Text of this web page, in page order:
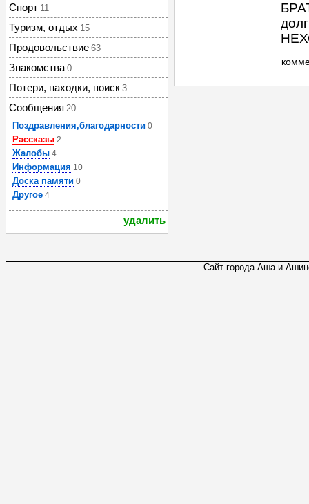
Спорт 11
Туризм, отдых 15
Продовольствие 63
Знакомства 0
Потери, находки, поиск 3
Сообщения 20
Поздравления,благодарности 0
Рассказы 2
Жалобы 4
Информация 10
Доска памяти 0
Другое 4
удалить
Сайт города Аша и